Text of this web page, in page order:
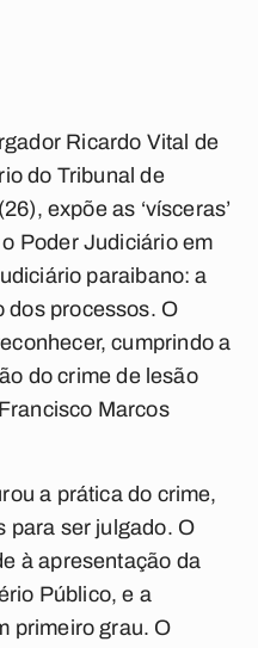
Ricardo Vital de
do Tribunal de
expõe as ‘vísceras’
Poder Judiciário em
paraibano: a
dos processos. O
cumprindo a
do crime de lesão
Marcos
a prática do crime,
para ser julgado. O
à apresentação da
Público, e a
primeiro grau. O